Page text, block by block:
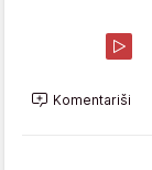
Komentariši